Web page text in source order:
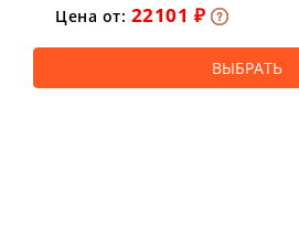
Цена от: 22101 ₽
ВЫБРАТЬ